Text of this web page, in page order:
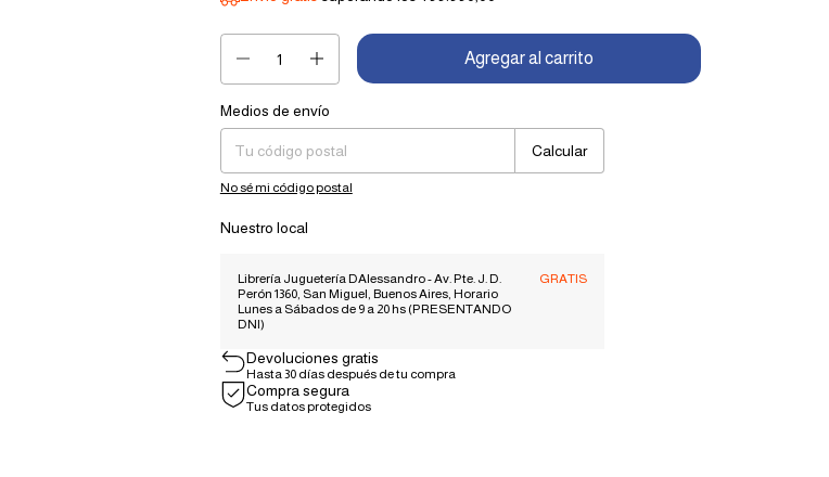
Entregas para el CP:
Medios de envío
Calcular
No sé mi código postal
Nuestro local
Librería Juguetería DAlessandro - Av. Pte. J. D.
Perón 1360, San Miguel, Buenos Aires, Horario
Lunes a Sábados de 9 a 20 hs (PRESENTANDO
DNI)
GRATIS
Devoluciones gratis
Hasta 30 días después de tu compra
Compra segura
Tus datos protegidos